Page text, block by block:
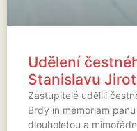
Udělení
Stanislavu
Zastupitelé udělili
Brdy in memoriam
dlouholetou a